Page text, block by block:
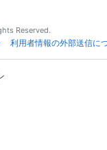
Reserved.
利用者情報の外部送信に